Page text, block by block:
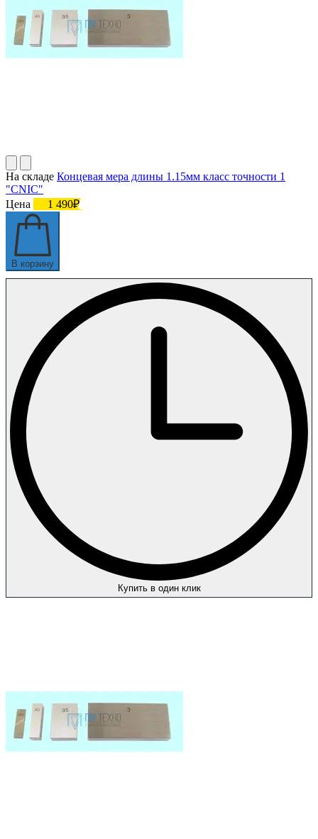
На складе Концевая мера длины 1.15мм класс точности 1
"CNIC"
Цена
1 490₽
В корзину
Купить в один клик